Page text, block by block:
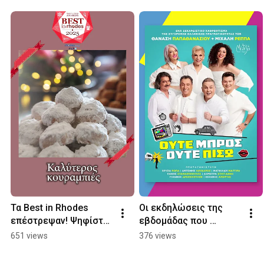
Τα Best in Rhodes
επέστρεψαν! Ψηφίστε
μέχρι τις 23
651 views
Οι εκδηλώσεις της
εβδομάδας που
έρχεται από το
376 views